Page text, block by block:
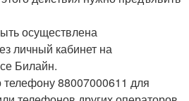
осуществлена
личный кабинет на
Билайн.
88007000611 для